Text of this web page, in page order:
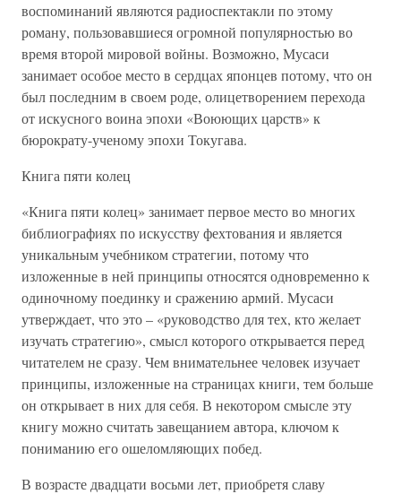
воспоминаний являются радиоспектакли по этому
роману, пользовавшиеся огромной популярностью во
время второй мировой войны. Возможно, Мусаси
занимает особое место в сердцах японцев потому, что он
был последним в своем роде, олицетворением перехода
от искусного воина эпохи «Воюющих царств» к
бюрократу-ученому эпохи Токугава.
Книга пяти колец
«Книга пяти колец» занимает первое место во многих
библиографиях по искусству фехтования и является
уникальным учебником стратегии, потому что
изложенные в ней принципы относятся одновременно к
одиночному поединку и сражению армий. Мусаси
утверждает, что это – «руководство для тех, кто желает
изучать стратегию», смысл которого открывается перед
читателем не сразу. Чем внимательнее человек изучает
принципы, изложенные на страницах книги, тем больше
он открывает в них для себя. В некотором смысле эту
книгу можно считать завещанием автора, ключом к
пониманию его ошеломляющих побед.
В возрасте двадцати восьми лет, приобретя славу